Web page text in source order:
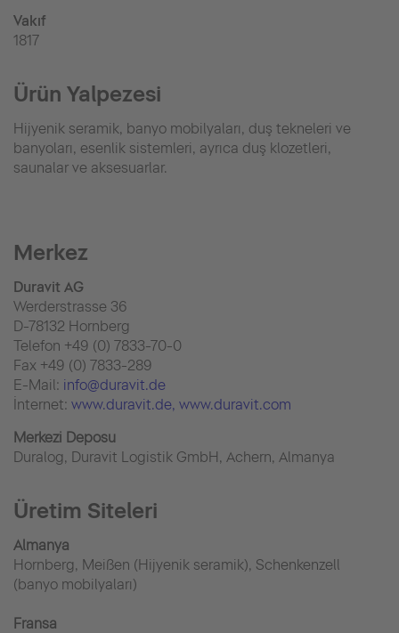
Vakıf
1817
Ürün Yalpezesi
Hijyenik seramik, banyo mobilyaları, duş tekneleri ve
banyoları, esenlik sistemleri, ayrıca duş klozetleri,
saunalar ve aksesuarlar.
Merkez
Duravit AG
Werderstrasse 36
D-78132 Hornberg
Telefon +49 (0) 7833-70-0
Fax +49 (0) 7833-289
E-Mail: info@duravit.de
İnternet: www.duravit.de, www.duravit.com
Merkezi Deposu
Duralog, Duravit Logistik GmbH, Achern, Almanya
Üretim Siteleri
Almanya
Hornberg, Meißen (Hijyenik seramik), Schenkenzell
(banyo mobilyaları)
Fransa